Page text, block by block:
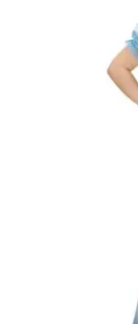
- Robin Hood